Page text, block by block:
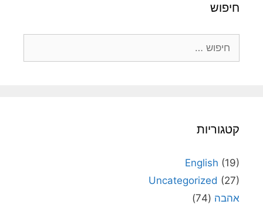
חיפוש
קטגוריות
English (19)
Uncategorized (27)
אהבה (74)